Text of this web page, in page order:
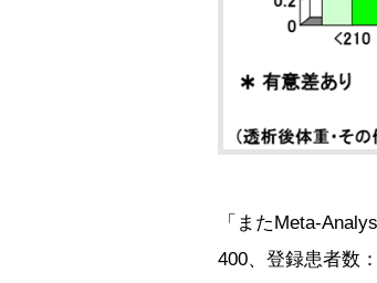
「またMeta-
400、登録患者数